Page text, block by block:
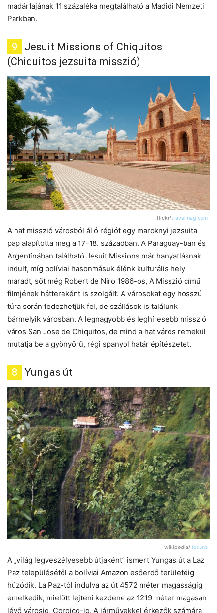
madárfajának 11 százaléka megtalálható a Madidi Nemzeti
Parkban.
9
Jesuit Missions of Chiquitos
(Chiquitos jezsuita misszió)
flickr/travelmag.com
A hat misszió városból álló régiót egy maroknyi jezsuita
pap alapította meg a 17-18. században. A Paraguay-ban és
Argentínában található Jesuit Missions már hanyatlásnak
indult, míg bolíviai hasonmásuk élénk kulturális hely
maradt, sőt még Robert de Niro 1986-os, A Misszió című
filmjének háttereként is szolgált. A városokat egy hosszú
túra során fedezhetjük fel, de szállások is találunk
bármelyik városban. A legnagyobb és leghíresebb misszió
város San Jose de Chiquitos, de mind a hat város remekül
mutatja be a gyönyörű, régi spanyol határ építészetet.
8 Yungas út
wikipedia/Ilosuna
A „világ legveszélyesebb útjaként” ismert Yungas út a Laz
Paz településétől a bolíviai Amazon esőerdő területéig
húzódik. La Paz-tól indulva az út 4572 méter magasságig
emelkedik, mielőtt lejteni kezdene az 1219 méter magasan
lévő városig, Coroico-ig. A járművekkel érkezők számára